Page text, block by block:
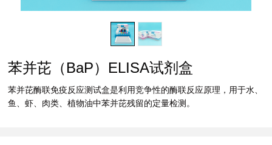
苯并芘（BaP）ELISA试剂盒
苯并芘酶联免疫反应测试盒是利用竞争性的酶联反应原理，用于水、
鱼、虾、肉类、植物油中苯并芘残留的定量检测。